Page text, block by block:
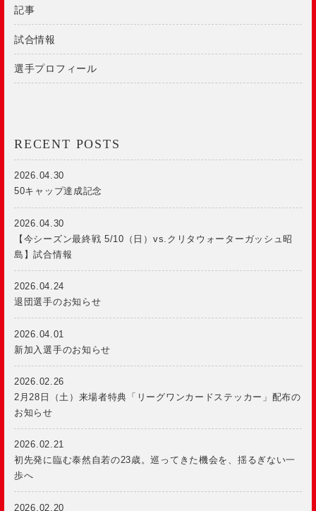
記事
試合情報
選手プロフィール
RECENT POSTS
2026.04.30
50キャップ達成記念
2026.04.30
【今シーズン最終戦 5/10（日）vs.クリタウォーターガッシュ昭
島】試合情報
2026.04.24
退団選手のお知らせ
2026.04.01
新加入選手のお知らせ
2026.02.26
2月28日（土）来場者特典「リーグワンカードステッカー」配布の
お知らせ
2026.02.21
初先発に臨む泰然自若の23歳。巡ってきた機会を、揺るぎない一
歩へ
2026.02.20